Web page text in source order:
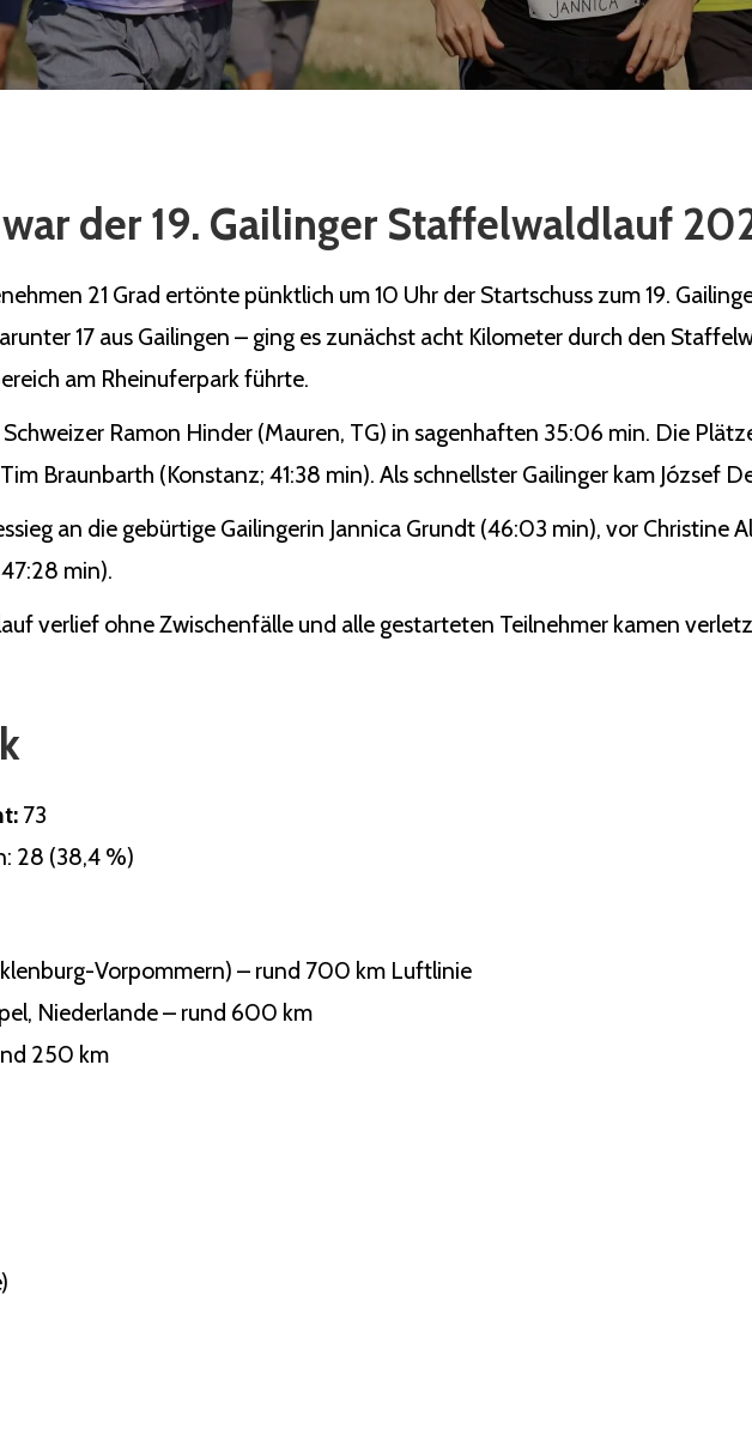
der 19. Gailinger Staffelwaldlauf
21 Grad ertönte pünktlich um 10 Uhr der Startschuss zum 19.
17 aus Gailingen – ging es zunächst acht Kilometer durch den
am Rheinuferpark führte.
Ramon Hinder (Mauren, TG) in sagenhaften 35:06 min. Die
Braunbarth (Konstanz; 41:38 min). Als schnellster Gailinger kam József
an die gebürtige Gailingerin Jannica Grundt (46:03 min), vor Christine
min).
verlief ohne Zwischenfälle und alle gestarteten Teilnehmer kamen
73
28 (38,4 %)
Vorpommern) – rund 700 km Luftlinie
Niederlande – rund 600 km
250 km